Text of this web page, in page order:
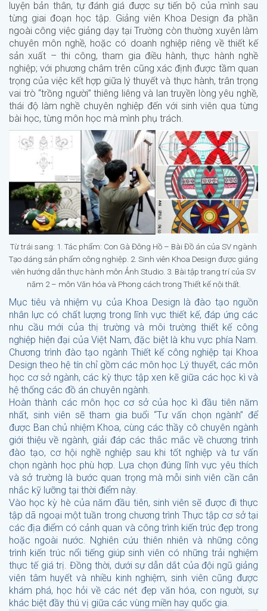
luyện bản thân, tự đánh giá được sự tiến bộ của mình sau
từng giai đoạn học tập. Giảng viên Khoa Design đa phần
ngoài công việc giảng dạy tại Trường còn thường xuyên làm
chuyên môn nghề, hoặc có doanh nghiệp riêng về thiết kế
sản xuất – thi công, tham gia điều hành, thực hành nghề
nghiệp; với phương châm trên cũng xác định được tầm quan
trọng của việc kết hợp giữa lý thuyết và thực hành, trân trọng
vai trò “trồng người” thiêng liêng và lan truyền lòng yêu nghề,
thái độ làm nghề chuyên nghiệp đến với sinh viên qua từng
bài học, từng môn học mà mình phụ trách.
Từ trái sang: 1. Tác phẩm: Con Gà Đông Hồ – Bài Đồ án của SV ngành
Tạo dáng sản phẩm công nghiệp. 2. Sinh viên Khoa Design được giảng
viên hướng dẫn thực hành môn Ảnh Studio. 3. Bài tập trang trí của SV
năm 2 – môn Văn hóa và Phong cách trong Thiết kế nội thất.
Mục tiêu và nhiệm vụ của Khoa Design là đào tạo nguồn
nhân lực có chất lượng trong lĩnh vực thiết kế, đáp ứng các
nhu cầu mới của thị trường và môi trường thiết kế công
nghiệp hiện đại của Việt Nam, đặc biệt là khu vực phía Nam.
Chương trình đào tạo ngành Thiết kế công nghiệp tại Khoa
Design theo hệ tín chỉ gồm các môn học Lý thuyết, các môn
học cơ sở ngành, các kỳ thực tập xen kẽ giữa các học kì và
hệ thống các đồ án chuyên ngành.
Hoàn thành các môn học cơ sở của học kì đầu tiên năm
nhất, sinh viên sẽ tham gia buổi “Tư vấn chọn ngành” để
được Ban chủ nhiệm Khoa, cùng các thầy cô chuyên ngành
giới thiệu về ngành, giải đáp các thắc mắc về chương trình
đào tạo, cơ hội nghề nghiệp sau khi tốt nghiệp và tư vấn
chọn ngành học phù hợp. Lựa chọn đúng lĩnh vực yêu thích
và sở trường là bước quan trọng mà mỗi sinh viên cần cân
nhắc kỹ lưỡng tại thời điểm này.
Vào học kỳ hè của năm đầu tiên, sinh viên sẽ được đi thực
tập dã ngoại một tuần trong chương trình Thực tập cơ sở tại
các địa điểm có cảnh quan và công trình kiến trúc đẹp trong
hoặc ngoài nước. Nghiên cứu thiên nhiên và những công
trình kiến trúc nổi tiếng giúp sinh viên có những trải nghiệm
thực tế giá trị. Đồng thời, dưới sự dẫn dắt của đội ngũ giảng
viên tâm huyết và nhiều kinh nghiệm, sinh viên cũng được
khám phá, học hỏi về các nét đẹp văn hóa, con người, sự
khác biệt đầy thú vị giữa các vùng miền hay quốc gia.